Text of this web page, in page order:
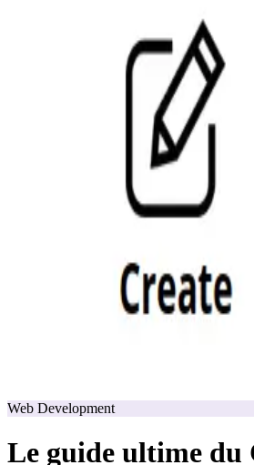
Web Development
Le guide ultime du